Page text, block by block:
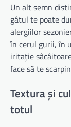
Un alt semn
gâtul te poate
alergiilor
în cerul gurii, în
iritație
face să te
Textura și
totul